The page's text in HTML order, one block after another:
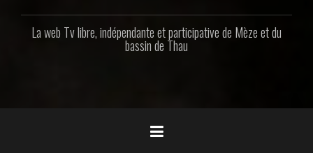
La web Tv libre, indépendante et participative de Mèze et du
bassin de Thau